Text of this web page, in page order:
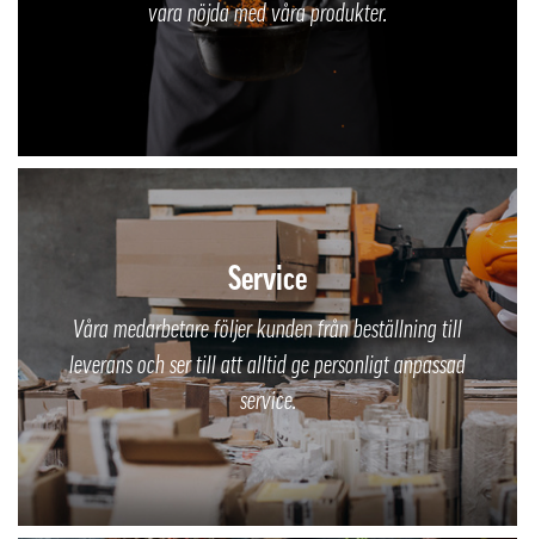
vara nöjda med våra produkter.
Service
Våra medarbetare följer kunden från beställning till
leverans och ser till att alltid ge personligt anpassad
service.